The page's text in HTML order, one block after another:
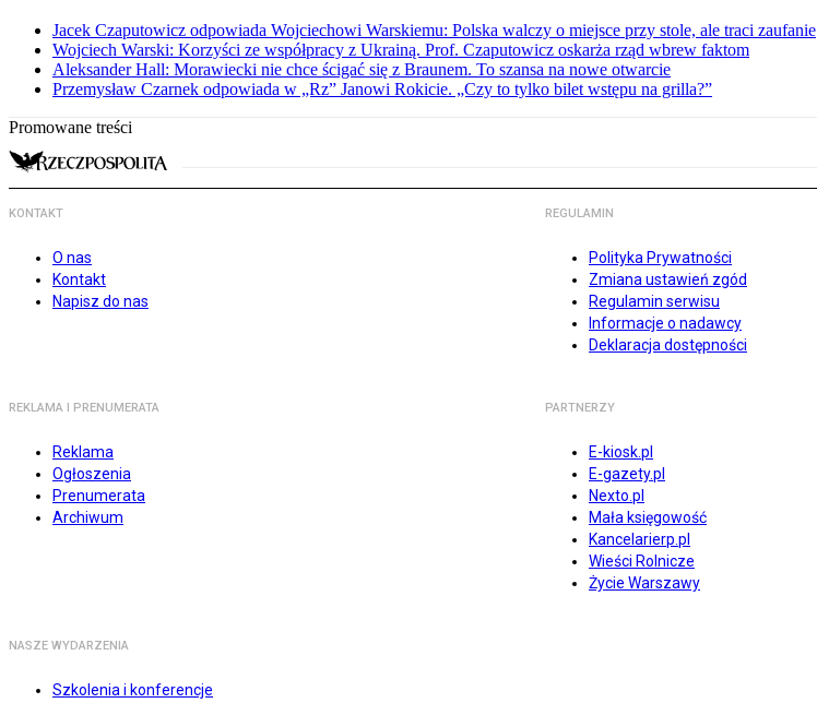
Jacek Czaputowicz odpowiada Wojciechowi Warskiemu: Polska walczy o miejsce przy stole, ale traci zaufanie
Wojciech Warski: Korzyści ze współpracy z Ukrainą. Prof. Czaputowicz oskarża rząd wbrew faktom
Aleksander Hall: Morawiecki nie chce ścigać się z Braunem. To szansa na nowe otwarcie
Przemysław Czarnek odpowiada w „Rz” Janowi Rokicie. „Czy to tylko bilet wstępu na grilla?”
Promowane treści
KONTAKT
O nas
Kontakt
Napisz do nas
REGULAMIN
Polityka Prywatności
Zmiana ustawień zgód
Regulamin serwisu
Informacje o nadawcy
Deklaracja dostępności
REKLAMA I PRENUMERATA
Reklama
Ogłoszenia
Prenumerata
Archiwum
PARTNERZY
E-kiosk.pl
E-gazety.pl
Nexto.pl
Mała księgowość
Kancelarierp.pl
Wieści Rolnicze
Życie Warszawy
NASZE WYDARZENIA
Szkolenia i konferencje